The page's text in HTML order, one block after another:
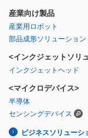
産業向け製品
産業用ロボット
部品成形ソリューション
<インクジェットソリ
インクジェットヘッド
<マイクロデバイス>
半導体
センシングデバイス
ビジネスソリューシ